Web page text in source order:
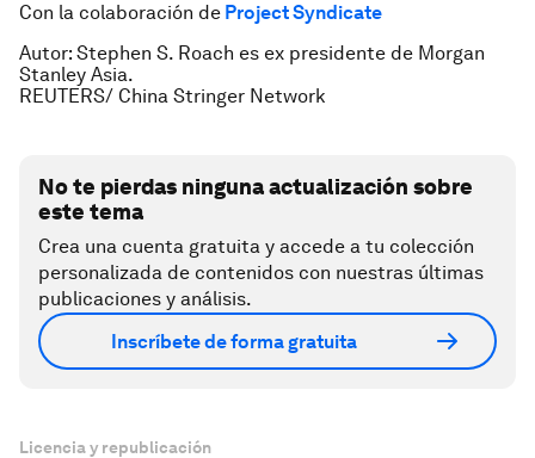
Con la colaboración de Project Syndicate
Autor: Stephen S. Roach es ex presidente de Morgan
Stanley Asia.
REUTERS/ China Stringer Network
No te pierdas ninguna actualización sobre
este tema
Crea una cuenta gratuita y accede a tu colección
personalizada de contenidos con nuestras últimas
publicaciones y análisis.
Inscríbete de forma gratuita
Licencia y republicación